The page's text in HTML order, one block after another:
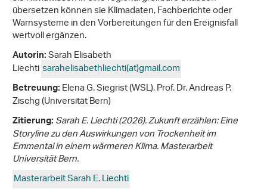
übersetzen können sie Klimadaten, Fachberichte oder
Warnsysteme in den Vorbereitungen für den Ereignisfall
wertvoll ergänzen.
Autorin:Sarah Elisabeth
Liechtisarahelisabethliechti(at)gmail.com
Betreuung:Elena G. Siegrist (WSL), Prof. Dr. Andreas P.
Zischg (Universität Bern)
Zitierung:Sarah E. Liechti (2026). Zukunft erzählen: Eine
Storyline zu den Auswirkungen von Trockenheit im
Emmental in einem wärmeren Klima. Masterarbeit
Universität Bern.
Masterarbeit Sarah E. Liechti